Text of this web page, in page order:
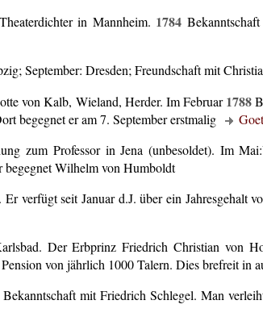
in Mannheim. 1784
September: Dresden; Freundschaft mit
von Kalb, Wieland, Herder. Im Februar1788
begegnet er am 7. September erstmalig
zum Professor in Jena (unbesoldet). Im
Wilhelm von Humboldt
verfügt seit Januar d.J. über ein
Der Erbprinz Friedrich Christian von
von jährlich 1000 Talern. Dies brefreit in
mit Friedrich Schlegel. Man